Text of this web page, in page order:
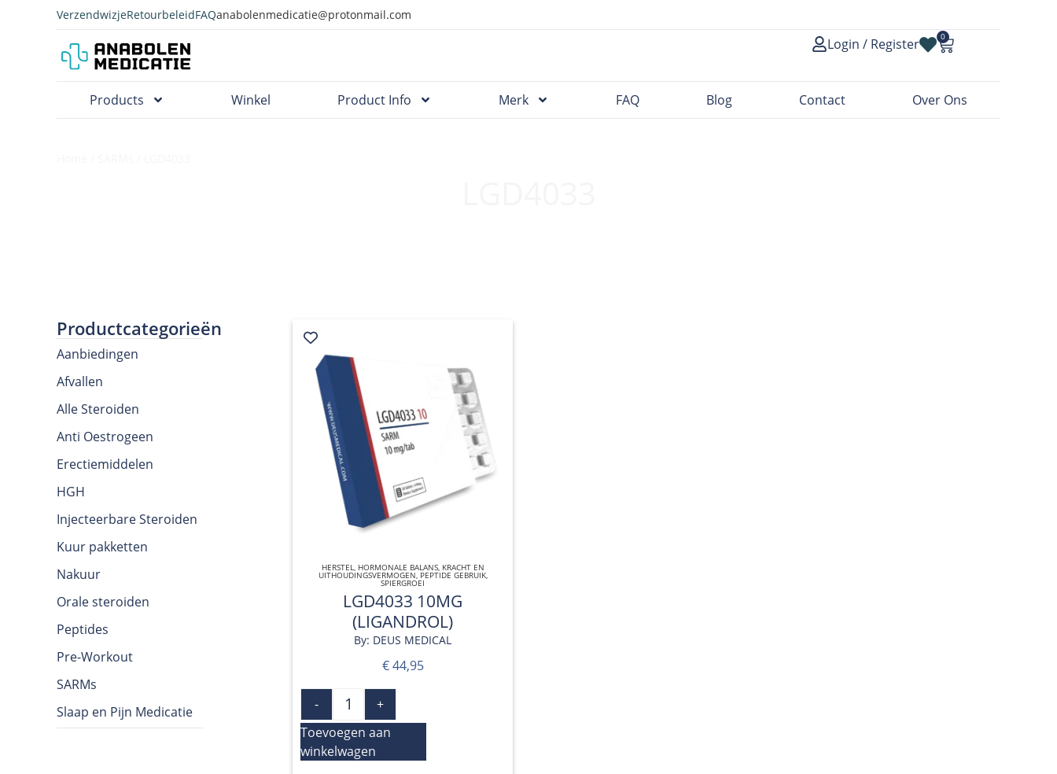
VerzendwizjeRetourbeleidFAQanabolenmedicatie@protonmail.com
Login / Register 0
Products Winkel Product Info Merk FAQ Blog Contact Over Ons
Productcategorieën
Aanbiedingen
Afvallen
Alle Steroiden
Anti Oestrogeen
Erectiemiddelen
HGH
Injecteerbare Steroiden
Kuur pakketten
Nakuur
Orale steroiden
Peptides
Pre-Workout
SARMs
Slaap en Pijn Medicatie
QUICK VIEW
HERSTEL, HORMONALE BALANS, KRACHT EN
UITHOUDINGSVERMOGEN, PEPTIDE GEBRUIK,
SPIERGROEI
LGD4033 10MG
(LIGANDROL)
By: DEUS MEDICAL
€44,95
-
+
Toevoegen aan
winkelwagen